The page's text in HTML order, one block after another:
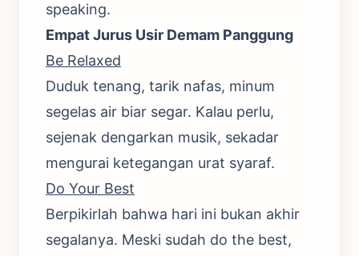
speaking.
Empat Jurus Usir Demam Panggung
Be Relaxed
Duduk tenang, tarik nafas, minum
segelas air biar segar. Kalau perlu,
sejenak dengarkan musik, sekadar
mengurai ketegangan urat syaraf.
Do Your Best
Berpikirlah bahwa hari ini bukan akhir
segalanya. Meski sudah do the best,